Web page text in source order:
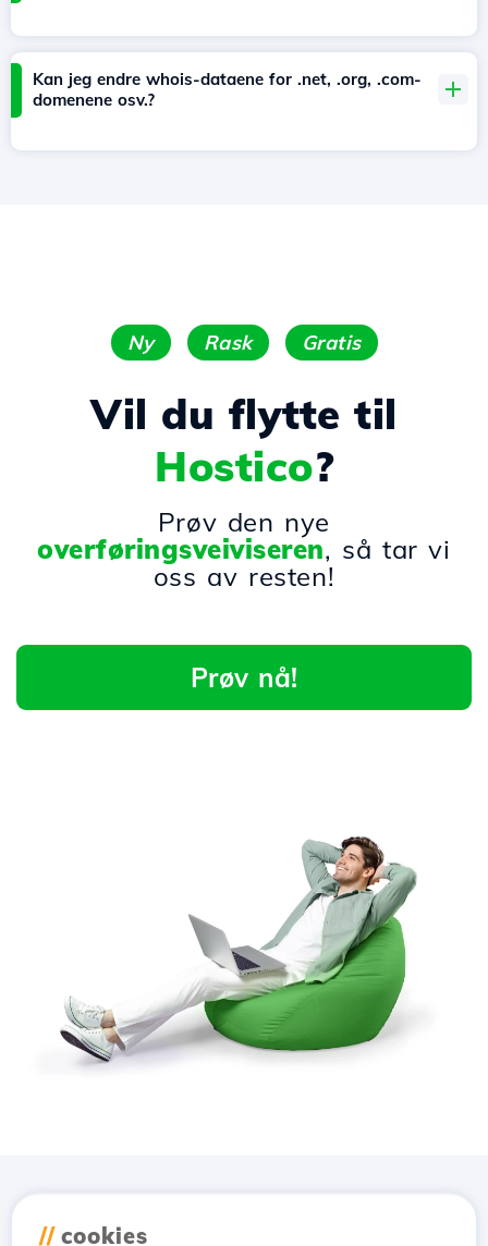
Kan jeg endre whois-dataene for .net, .org, .com-
domenene osv.?
Ny Rask Gratis
Vil du flytte til
Hostico?
Prøv den nye
overføringsveiviseren, så tar vi
oss av resten!
Prøv nå!
// cookies